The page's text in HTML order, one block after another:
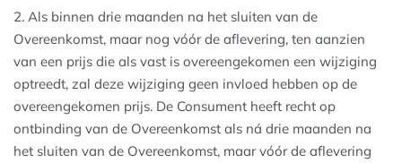
2. Als binnen drie maanden na het sluiten van de
Overeenkomst, maar nog vóór de aflevering, ten aanzien
van een prijs die als vast is overeengekomen een wijziging
optreedt, zal deze wijziging geen invloed hebben op de
overeengekomen prijs. De Consument heeft recht op
ontbinding van de Overeenkomst als ná drie maanden na
het sluiten van de Overeenkomst, maar vóór de aflevering